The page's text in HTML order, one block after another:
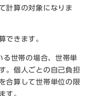
計算の対象になりま
できます。
世帯の場合、世帯単
。個人ごとの自己負担
合算して世帯単位の限
す。